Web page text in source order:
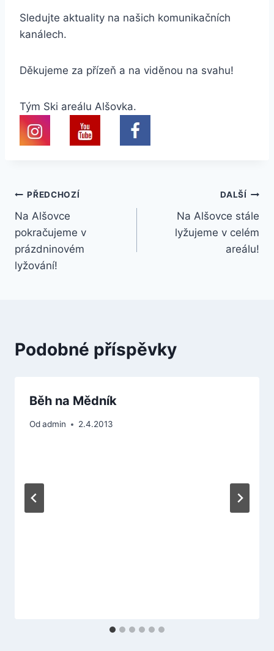
Sledujte aktuality na našich komunikačních
kanálech.
Děkujeme za přízeň a na viděnou na svahu!
Tým Ski areálu Alšovka.
Navigace
pro
příspěvek
PŘEDCHOZÍ
Na Alšovce
pokračujeme v
prázdninovém
lyžování!
DALŠÍ
Na Alšovce stále
lyžujeme v celém
areálu!
Podobné příspěvky
Běh na Mědník
Odadmin 2.4.2013